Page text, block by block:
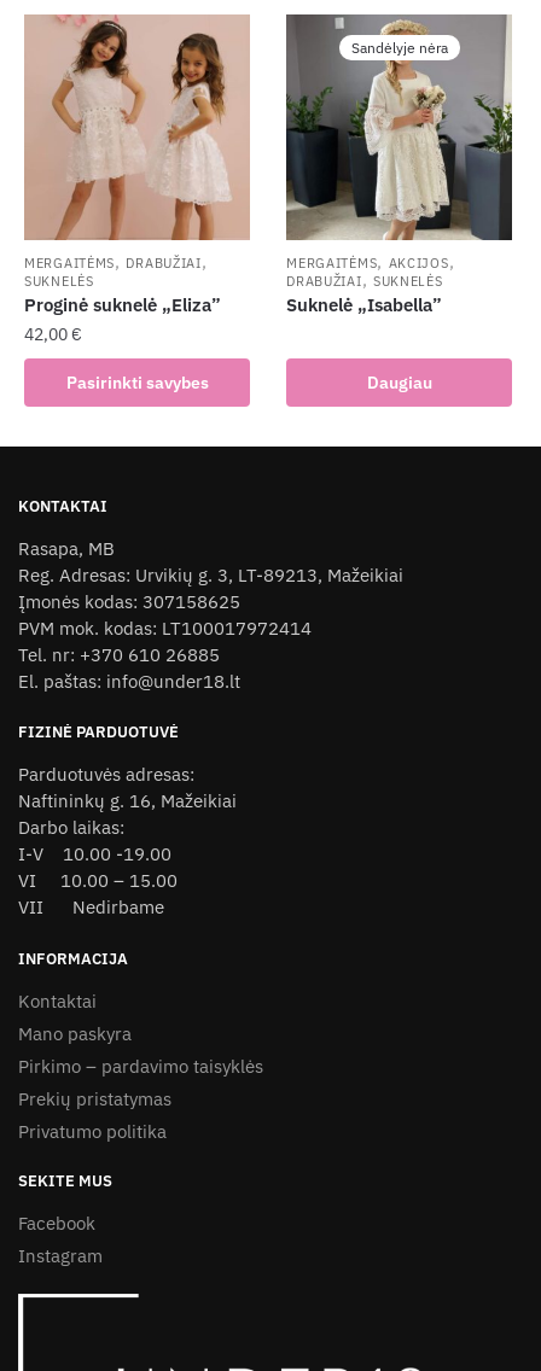
multiple
variants.
options
may
chosen
on
the
product
page
MERGAITĖMS, DRABUŽIAI,
SUKNELĖS
Proginė suknelė „Eliza”
42,00€
Pasirinkti savybes
product
options
may
be
chosen
on
the
product
Sandėlyje nėra
MERGAITĖMS, AKCIJOS,
DRABUŽIAI, SUKNELĖS
Suknelė „Isabella”
Daugiau
KONTAKTAI
Rasapa, MB
Reg. Adresas: Urvikių g. 3, LT-89213, Mažeikiai
Įmonės kodas: 307158625
PVM mok. kodas: LT100017972414
Tel. nr: +370 610 26885
El. paštas: info@under18.lt
FIZINĖ PARDUOTUVĖ
Parduotuvės adresas:
Naftininkų g. 16, Mažeikiai
Darbo laikas:
I-V 10.00 -19.00
VI 10.00 – 15.00
VII Nedirbame
INFORMACIJA
Kontaktai
Mano paskyra
Pirkimo – pardavimo taisyklės
Prekių pristatymas
Privatumo politika
SEKITE MUS
Facebook
Instagram